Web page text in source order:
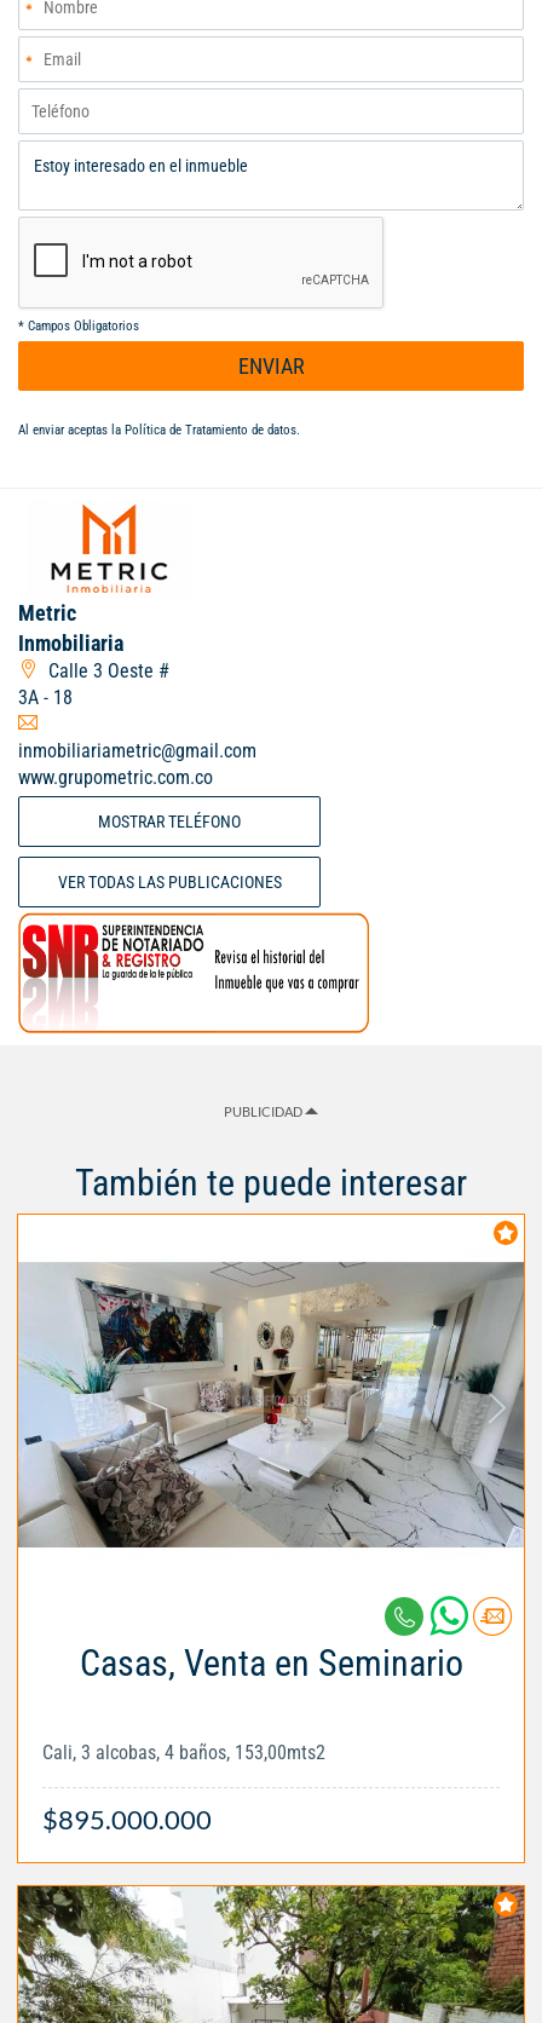
habitaciones secundarias, baño de alcobas y habitación
principal con balcón con vista a Cali, bellísimo vestier y baño
propio. Parqueaderos: 2 paralelos cubiertos. **Libre de deuda
** Vr admon: $690.000 ** Predial: $2.900.000 Condominio con:
gimnasio, turco, piscina de adultos y niños, salón social, cancha
multiple, solarium, sendero alrededor del condominio,
parqueadero de visitantes.
* Campos Obligatorios
ENVIAR
Al enviar aceptas la Política de Tratamiento de datos.
Metric
Inmobiliaria
Calle 3 Oeste #
3A - 18
inmobiliariametric@gmail.com
www.grupometric.com.co
MOSTRAR TELÉFONO
VER TODAS LAS PUBLICACIONES
PUBLICIDAD
También te puede interesar
Casas, Venta en Seminario
Cali, 3 alcobas, 4 baños, 153,00mts2
$895.000.000